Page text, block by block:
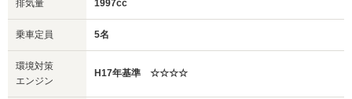
排気量 1997cc
乗車定員 5名
環境対策
エンジン
H17年基準 ☆☆☆☆